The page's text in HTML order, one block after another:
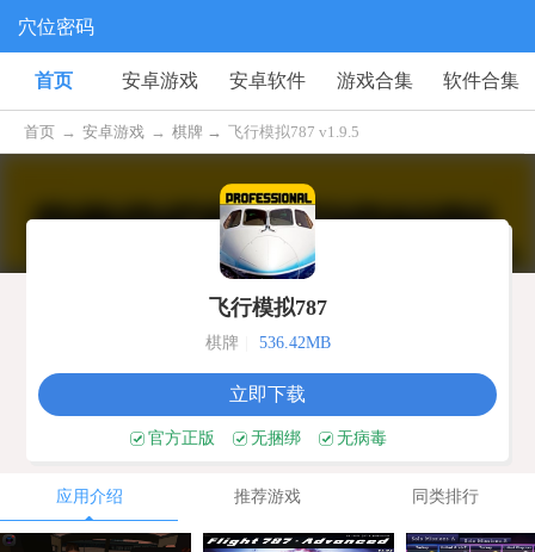
穴位密码
首页 安卓游戏 安卓软件 游戏合集 软件合集
首页 → 安卓游戏 → 棋牌 → 飞行模拟787 v1.9.5
飞行模拟787
棋牌 536.42MB
立即下载
官方正版 无捆绑 无病毒
应用介绍 推荐游戏 同类排行